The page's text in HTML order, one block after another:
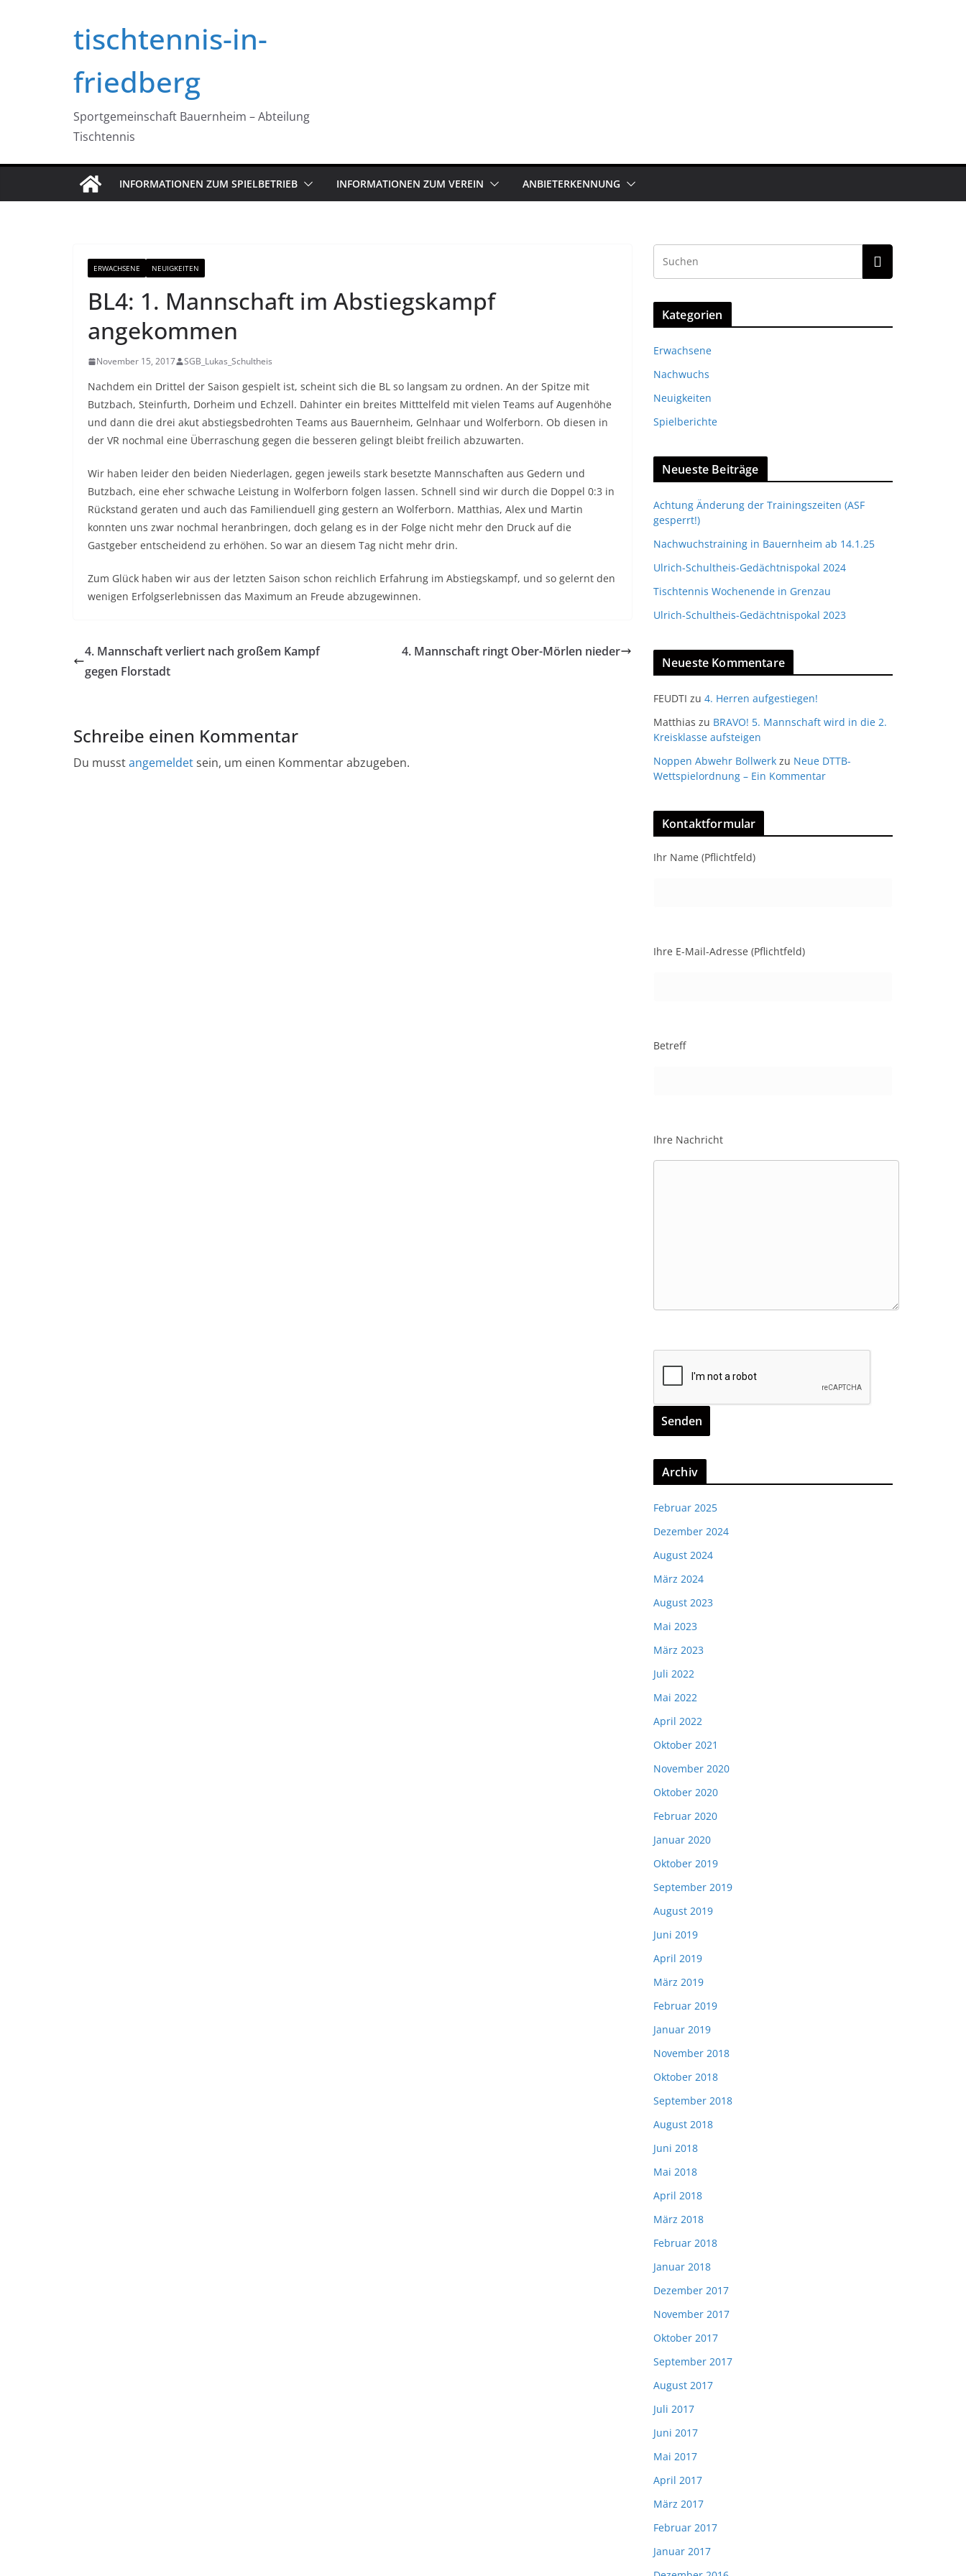
tischtennis-in-
friedberg
Sportgemeinschaft Bauernheim – Abteilung
Tischtennis
INFORMATIONEN ZUM SPIELBETRIEB INFORMATIONEN ZUM VEREIN ANBIETERKENNUNG
ERWACHSENE NEUIGKEITEN
BL4: 1. Mannschaft im Abstiegskampf
angekommen
November 15, 2017 SGB_Lukas_Schultheis
Nachdem ein Drittel der Saison gespielt ist, scheint sich die BL so langsam zu ordnen. An der Spitze mit
Butzbach, Steinfurth, Dorheim und Echzell. Dahinter ein breites Mitttelfeld mit vielen Teams auf Augenhöhe
und dann die drei akut abstiegsbedrohten Teams aus Bauernheim, Gelnhaar und Wolferborn. Ob diesen in
der VR nochmal eine Überraschung gegen die besseren gelingt bleibt freilich abzuwarten.
Wir haben leider den beiden Niederlagen, gegen jeweils stark besetzte Mannschaften aus Gedern und
Butzbach, eine eher schwache Leistung in Wolferborn folgen lassen. Schnell sind wir durch die Doppel 0:3 in
Rückstand geraten und auch das Familienduell ging gestern an Wolferborn. Matthias, Alex und Martin
konnten uns zwar nochmal heranbringen, doch gelang es in der Folge nicht mehr den Druck auf die
Gastgeber entscheidend zu erhöhen. So war an diesem Tag nicht mehr drin.
Zum Glück haben wir aus der letzten Saison schon reichlich Erfahrung im Abstiegskampf, und so gelernt den
wenigen Erfolgserlebnissen das Maximum an Freude abzugewinnen.
4. Mannschaft verliert nach großem Kampf
gegen Florstadt
4. Mannschaft ringt Ober-Mörlen nieder
Schreibe einen Kommentar
Du musstangemeldetsein, um einen Kommentar abzugeben.
Kategorien
Erwachsene
Nachwuchs
Neuigkeiten
Spielberichte
Neueste Beiträge
Achtung Änderung der Trainingszeiten (ASF
gesperrt!)
Nachwuchstraining in Bauernheim ab 14.1.25
Ulrich-Schultheis-Gedächtnispokal 2024
Tischtennis Wochenende in Grenzau
Ulrich-Schultheis-Gedächtnispokal 2023
Neueste Kommentare
FEUDTI zu 4. Herren aufgestiegen!
Matthias zu BRAVO! 5. Mannschaft wird in die 2.
Kreisklasse aufsteigen
Noppen Abwehr Bollwerk zu Neue DTTB-
Wettspielordnung – Ein Kommentar
Kontaktformular
Ihr Name (Pflichtfeld)
Ihre E-Mail-Adresse (Pflichtfeld)
Betreff
Ihre Nachricht
Archiv
Februar 2025
Dezember 2024
August 2024
März 2024
August 2023
Mai 2023
März 2023
Juli 2022
Mai 2022
April 2022
Oktober 2021
November 2020
Oktober 2020
Februar 2020
Januar 2020
Oktober 2019
September 2019
August 2019
Juni 2019
April 2019
März 2019
Februar 2019
Januar 2019
November 2018
Oktober 2018
September 2018
August 2018
Juni 2018
Mai 2018
April 2018
März 2018
Februar 2018
Januar 2018
Dezember 2017
November 2017
Oktober 2017
September 2017
August 2017
Juli 2017
Juni 2017
Mai 2017
April 2017
März 2017
Februar 2017
Januar 2017